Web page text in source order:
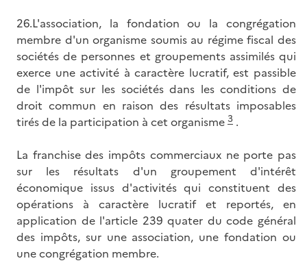
26.L'association, la fondation ou la congrégation
membre d'un organisme soumis au régime fiscal des
sociétés de personnes et groupements assimilés qui
exerce une activité à caractère lucratif, est passible
de l'impôt sur les sociétés dans les conditions de
droit commun en raison des résultats imposables
tirés de la participation à cet organisme 3 .
La franchise des impôts commerciaux ne porte pas
sur les résultats d'un groupement d'intérêt
économique issus d'activités qui constituent des
opérations à caractère lucratif et reportés, en
application de l'article 239 quater du code général
des impôts, sur une association, une fondation ou
une congrégation membre.